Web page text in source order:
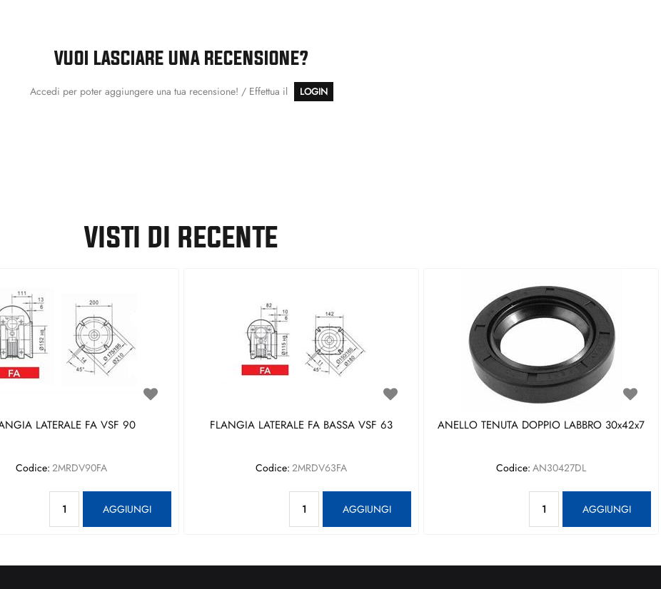
VUOI LASCIARE UNA RECENSIONE?
Accedi per poter aggiungere una tua recensione! / Effettua il LOGIN
VISTI DI RECENTE
LATERALE FA VSF 90
Codice: 2MRDV90FA
AGGIUNGI
FLANGIA LATERALE FA BASSA VSF 63
Codice: 2MRDV63FA
AGGIUNGI
ANELLO TENUTA DOPPIO LABBRO 30x42x7
Codice: AN30427DL
AGGIUNGI